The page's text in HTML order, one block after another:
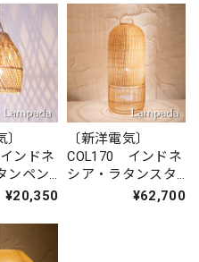
〕
ンドネ
ンペン
ト
¥20,350
〔新洋電気〕
COL170 インドネ
シア・ラタンスタ
ンドライト（大）
¥62,700